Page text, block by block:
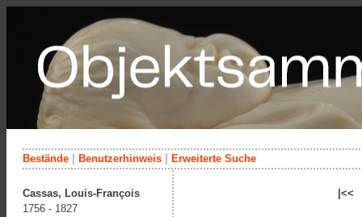
Bestände Benutzerhinweis Erweiterte Suche
Cassas, Louis-François
1756 - 1827